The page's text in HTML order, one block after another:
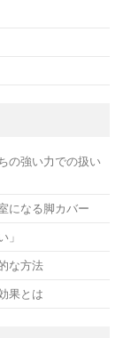
の強い力での扱い
になる脚カバー
」
な方法
果とは